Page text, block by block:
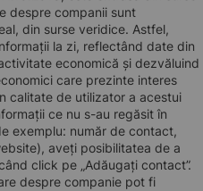
despre companii sunt
din surse veridice. Astfel,
la zi, reflectând date din
economică și dezvăluind
care prezinte interes
calitate de utilizator a acestui
ce nu s-au regăsit în
exemplu: număr de contact,
aveți posibilitatea de a
click pe „Adăugați contact”.
despre companie pot fi